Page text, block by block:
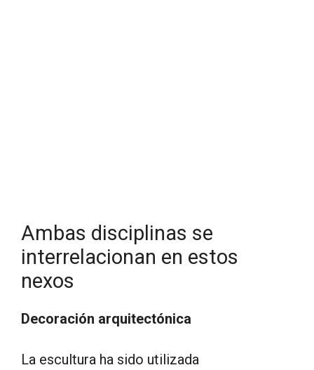
Ambas disciplinas se
interrelacionan en estos
nexos
Decoración arquitectónica
La escultura ha sido utilizada